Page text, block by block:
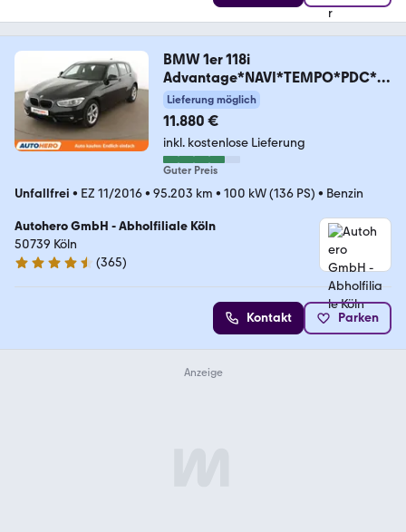
BMW 1er 118i
Advantage*NAVI*TEMPO*PDC*S
HZ*LIM*ALU*
Lieferung möglich
11.880 €
inkl. kostenlose Lieferung
Guter Preis
Unfallfrei • EZ 11/2016• 95.203 km • 100 kW (136 PS) • Benzin
Autohero GmbH - Abholfiliale Köln
50739 Köln
4.6 Sterne
(365)
Kontakt Parken